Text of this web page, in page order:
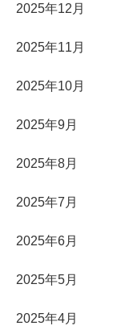
2025年12月
2025年11月
2025年10月
2025年9月
2025年8月
2025年7月
2025年6月
2025年5月
2025年4月